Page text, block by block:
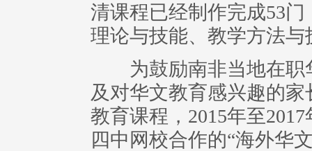
清课程已经制作完成53
理论与技能、教学方法
为鼓励南非当地在职
及对华文教育感兴趣的
教育课程，2015年至
四中网校合作的“海外华